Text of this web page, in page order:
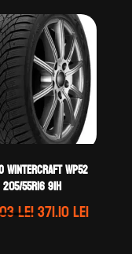
WP52
205/55R16 91H
leiPrețul
371.10leiPrețul